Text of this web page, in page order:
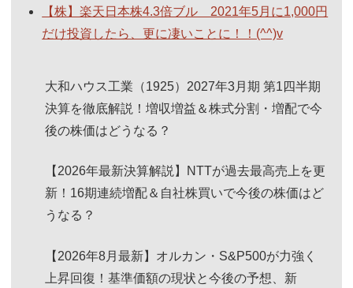
【株】楽天日本株4.3倍ブル 2021年5月に1,000円
だけ投資したら、更に凄いことに！！(^^)v
大和ハウス工業（1925）2027年3月期 第1四半期
決算を徹底解説！増収増益＆株式分割・増配で今
後の株価はどうなる？
【2026年最新決算解説】NTTが過去最高売上を更
新！16期連続増配＆自社株買いで今後の株価はど
うなる？
【2026年8月最新】オルカン・S&P500が力強く
上昇回復！基準価額の現状と今後の予想、新